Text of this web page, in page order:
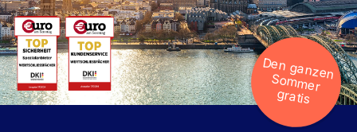
Den ganzen
Sommer
gratis